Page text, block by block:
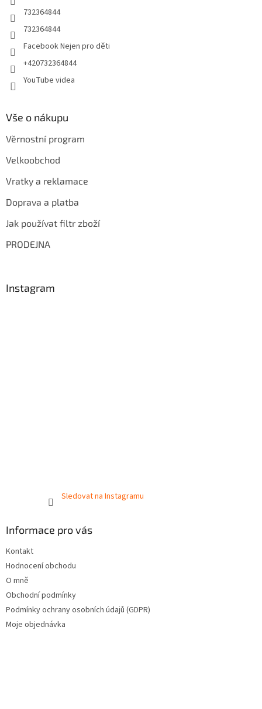
732364844
732364844
Facebook Nejen pro děti
+420732364844
YouTube videa
Vše o nákupu
Věrnostní program
Velkoobchod
Vratky a reklamace
Doprava a platba
Jak používat filtr zboží
PRODEJNA
Instagram
Sledovat na Instagramu
Informace pro vás
Kontakt
Hodnocení obchodu
O mně
Obchodní podmínky
Podmínky ochrany osobních údajů (GDPR)
Moje objednávka